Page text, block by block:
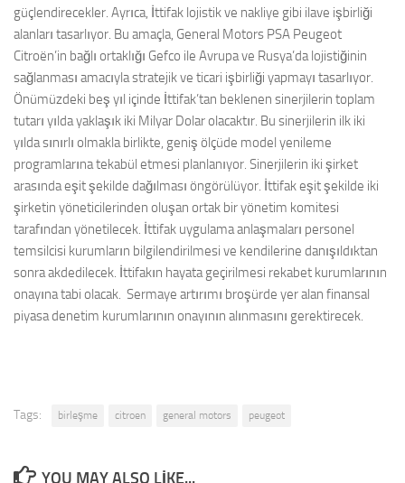
güçlendirecekler. Ayrıca, İttifak lojistik ve nakliye gibi ilave işbirliği
alanları tasarlıyor. Bu amaçla, General Motors PSA Peugeot
Citroën’in bağlı ortaklığı Gefco ile Avrupa ve Rusya’da lojistiğinin
sağlanması amacıyla stratejik ve ticari işbirliği yapmayı tasarlıyor.
Önümüzdeki beş yıl içinde İttifak’tan beklenen sinerjilerin toplam
tutarı yılda yaklaşık iki Milyar Dolar olacaktır. Bu sinerjilerin ilk iki
yılda sınırlı olmakla birlikte, geniş ölçüde model yenileme
programlarına tekabül etmesi planlanıyor. Sinerjilerin iki şirket
arasında eşit şekilde dağılması öngörülüyor. İttifak eşit şekilde iki
şirketin yöneticilerinden oluşan ortak bir yönetim komitesi
tarafından yönetilecek. İttifak uygulama anlaşmaları personel
temsilcisi kurumların bilgilendirilmesi ve kendilerine danışıldıktan
sonra akdedilecek. İttifakın hayata geçirilmesi rekabet kurumlarının
onayına tabi olacak. Sermaye artırımı broşürde yer alan finansal
piyasa denetim kurumlarının onayının alınmasını gerektirecek.
Tags: birleşme citroen general motors peugeot
YOU MAY ALSO LIKE...